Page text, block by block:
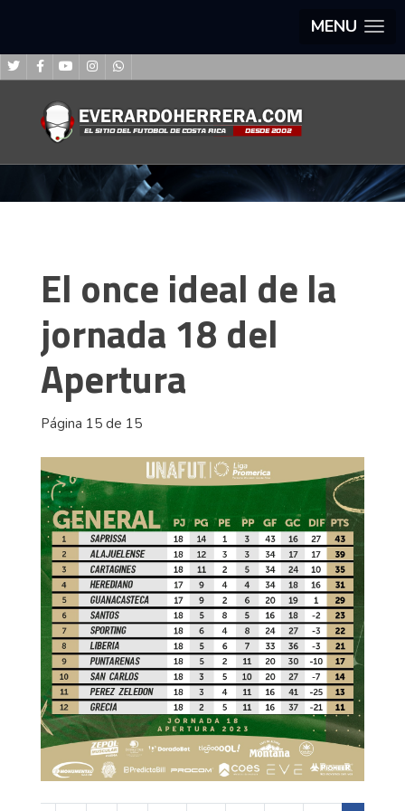
MENU
El once ideal de la
jornada 18 del
Apertura
Página 15 de 15